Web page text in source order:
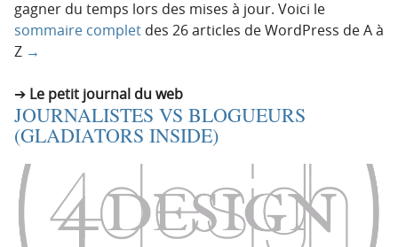
gagner du temps lors des mises à jour. Voici le
sommaire complet des 26 articles de WordPress de A à
Z →
Le petit journal du web
JOURNALISTES VS BLOGUEURS
(GLADIATORS INSIDE)